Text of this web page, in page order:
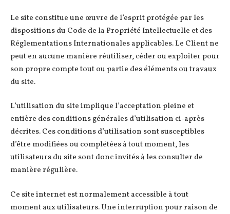
Le site constitue une œuvre de l’esprit protégée par les
dispositions du Code de la Propriété Intellectuelle et des
Réglementations Internationales applicables. Le Client ne
peut en aucune manière réutiliser, céder ou exploiter pour
son propre compte tout ou partie des éléments ou travaux
du site.
L’utilisation du site implique l’acceptation pleine et
entière des conditions générales d’utilisation ci-après
décrites. Ces conditions d’utilisation sont susceptibles
d’être modifiées ou complétées à tout moment, les
utilisateurs du site sont donc invités à les consulter de
manière régulière.
Ce site internet est normalement accessible à tout
moment aux utilisateurs. Une interruption pour raison de